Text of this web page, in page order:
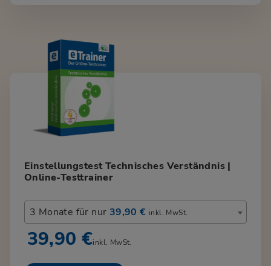
Einstellungstest Technisches Verständnis |
Online-Testtrainer
3 Monate für nur 39,90 € inkl. MwSt.
39,90 €inkl. MwSt.